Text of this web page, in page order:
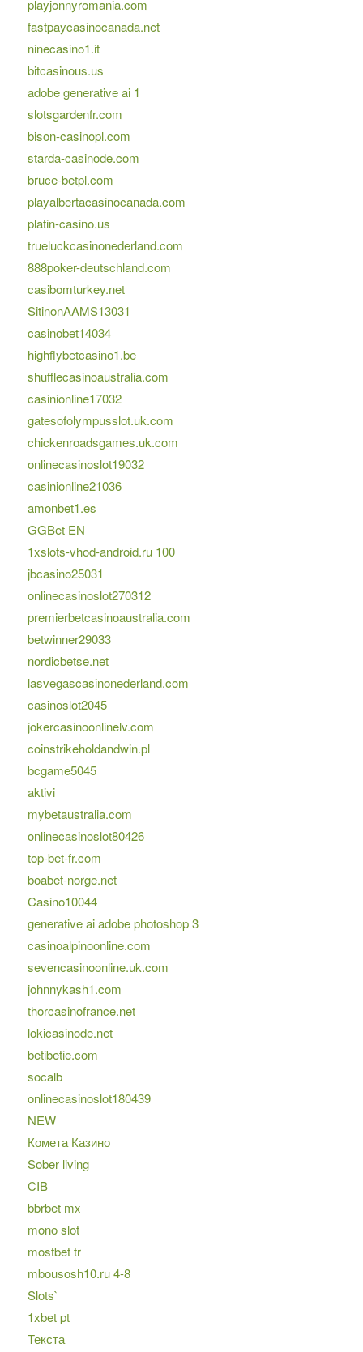
playjonnyromania.com
fastpaycasinocanada.net
ninecasino1.it
bitcasinous.us
adobe generative ai 1
slotsgardenfr.com
bison-casinopl.com
starda-casinode.com
bruce-betpl.com
playalbertacasinocanada.com
platin-casino.us
trueluckcasinonederland.com
888poker-deutschland.com
casibomturkey.net
SitinonAAMS13031
casinobet14034
highflybetcasino1.be
shufflecasinoaustralia.com
casinionline17032
gatesofolympusslot.uk.com
chickenroadsgames.uk.com
onlinecasinoslot19032
casinionline21036
amonbet1.es
GGBet EN
1xslots-vhod-android.ru 100
jbcasino25031
onlinecasinoslot270312
premierbetcasinoaustralia.com
betwinner29033
nordicbetse.net
lasvegascasinonederland.com
casinoslot2045
jokercasinoonlinelv.com
coinstrikeholdandwin.pl
bcgame5045
aktivi
mybetaustralia.com
onlinecasinoslot80426
top-bet-fr.com
boabet-norge.net
Casino10044
generative ai adobe photoshop 3
casinoalpinoonline.com
sevencasinoonline.uk.com
johnnykash1.com
thorcasinofrance.net
lokicasinode.net
betibetie.com
socalb
onlinecasinoslot180439
NEW
Комета Казино
Sober living
CIB
bbrbet mx
mono slot
mostbet tr
mbousosh10.ru 4-8
Slots`
1xbet pt
Текста